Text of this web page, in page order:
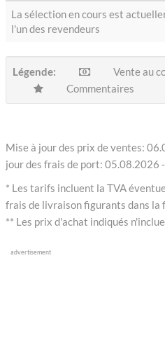
La sélection en cours est
l'un des revendeurs
Légende:
Vente au
Commentaires
Mise à jour des prix de ventes:
jour des frais de port: 05.08.2026
* Les tarifs incluent la TVA
frais de livraison figurants dans la
** Les prix d'achat indiqués
advertisement